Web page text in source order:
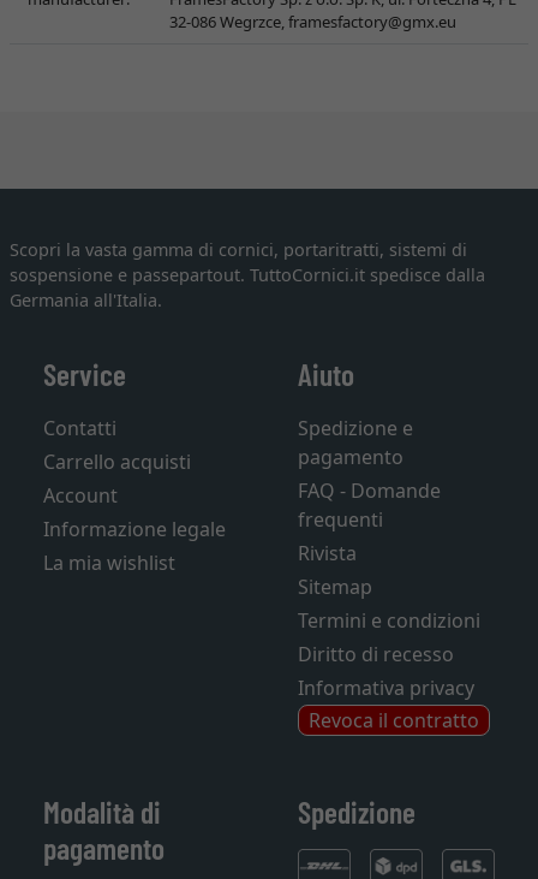
32-086 Wegrzce,framesfactory@gmx.eu
Scopri la vasta gamma di cornici, portaritratti, sistemi di
sospensione e passepartout. TuttoCornici.it spedisce dalla
Germania all'Italia.
Service
Contatti
Carrello acquisti
Account
Informazione legale
La mia wishlist
Aiuto
Spedizione e
pagamento
FAQ - Domande
frequenti
Rivista
Sitemap
Termini e condizioni
Diritto di recesso
Informativa privacy
Revoca il contratto
Modalità di
pagamento
Spedizione